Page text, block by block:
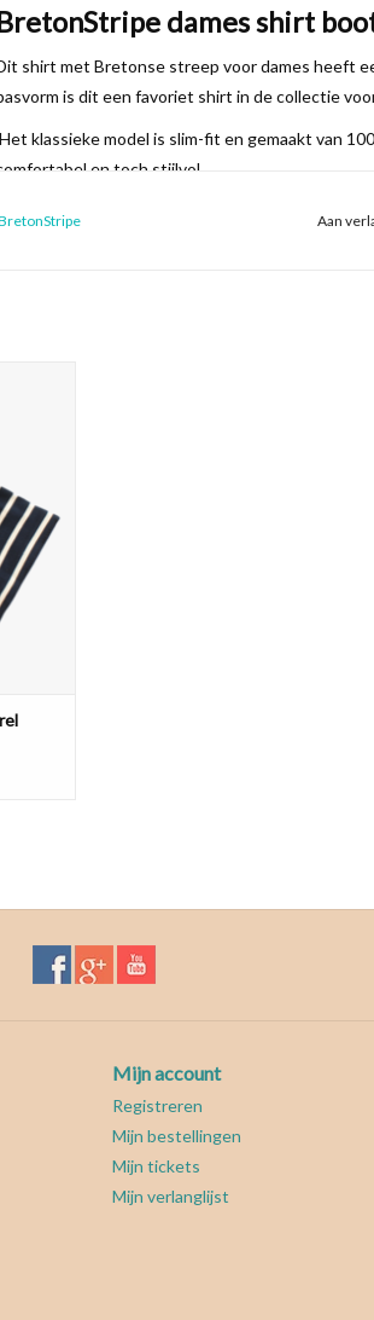
dames shirt
shirt met Bretonse streep voor dames heeft
is dit een favoriet shirt in de collectie
Het klassieke model is slim-fit en gemaakt van
en toch stijlvol.
Maak je outfit compleet met een bijpassende of
Aan
katoen,
Kies je
Mijn account
Registreren
Mijn bestellingen
Mijn tickets
Mijn verlanglijst